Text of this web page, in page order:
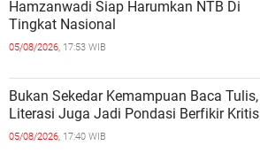
Hamzanwadi Siap Harumkan NTB Di
Tingkat Nasional
05/08/2026, 17:53 WIB
Bukan Sekedar Kemampuan Baca Tulis,
Literasi Juga Jadi Pondasi Berfikir Kritis
05/08/2026, 17:40 WIB